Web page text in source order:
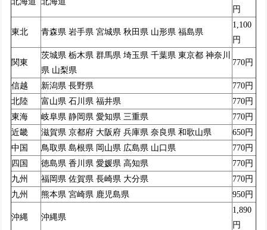
円
東北 青森県 岩手県 宮城県 秋田県 山形県 福島県
1,100
円
関東
茨城県 栃木県 群馬県 埼玉県 千葉県 東京都 神奈川
県 山梨県
770円
信越 新潟県 長野県
770円
北陸
富山県 石川県 福井県
770円
東海
岐阜県 静岡県 愛知県 三重県
770円
近畿
滋賀県 京都府 大阪府 兵庫県 奈良県 和歌山県
650円
中国
鳥取県 島根県 岡山県 広島県 山口県
770円
四国
徳島県 香川県 愛媛県 高知県
770円
九州
福岡県 佐賀県 長崎県 大分県
770円
九州
熊本県 宮崎県 鹿児島県 950円
沖縄 沖縄県
1,890
円